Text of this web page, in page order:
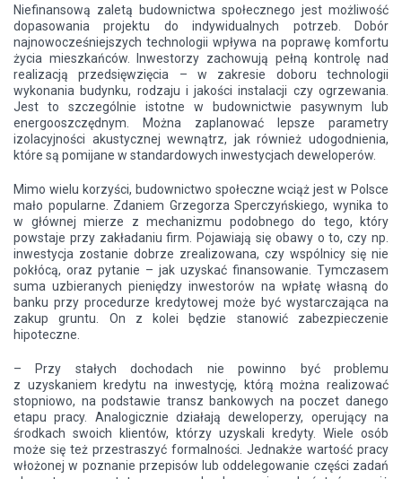
Niefinansową zaletą budownictwa społecznego jest możliwość
dopasowania projektu do indywidualnych potrzeb. Dobór
najnowocześniejszych technologii wpływa na poprawę komfortu
życia mieszkańców. Inwestorzy zachowują pełną kontrolę nad
realizacją przedsięwzięcia – w zakresie doboru technologii
wykonania budynku, rodzaju i jakości instalacji czy ogrzewania.
Jest to szczególnie istotne w budownictwie pasywnym lub
energooszczędnym. Można zaplanować lepsze parametry
izolacyjności akustycznej wewnątrz, jak również udogodnienia,
które są pomijane w standardowych inwestycjach deweloperów.
Mimo wielu korzyści, budownictwo społeczne wciąż jest w Polsce
mało popularne. Zdaniem Grzegorza Sperczyńskiego, wynika to
w głównej mierze z mechanizmu podobnego do tego, który
powstaje przy zakładaniu firm. Pojawiają się obawy o to, czy np.
inwestycja zostanie dobrze zrealizowana, czy wspólnicy się nie
pokłócą, oraz pytanie – jak uzyskać finansowanie. Tymczasem
suma uzbieranych pieniędzy inwestorów na wpłatę własną do
banku przy procedurze kredytowej może być wystarczająca na
zakup gruntu. On z kolei będzie stanowić zabezpieczenie
hipoteczne.
– Przy stałych dochodach nie powinno być problemu
z uzyskaniem kredytu na inwestycję, którą można realizować
stopniowo, na podstawie transz bankowych na poczet danego
etapu pracy. Analogicznie działają deweloperzy, operujący na
środkach swoich klientów, którzy uzyskali kredyty. Wiele osób
może się też przestraszyć formalności. Jednakże wartość pracy
włożonej w poznanie przepisów lub oddelegowanie części zadań